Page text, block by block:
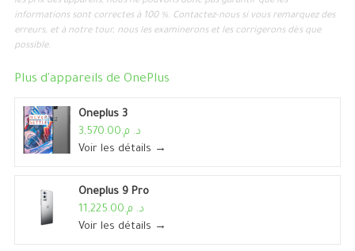
informations sont correctes à 100 %. Contactez-nous si vous remarquez des
erreurs, et à notre tour, nous les examinerons et les corrigerons dès que
possible.
Plus d'appareils de OnePlus
Oneplus 3
د. م.3,570.00
Voir les détails →
Oneplus 9 Pro
د. م.11,225.00
Voir les détails →